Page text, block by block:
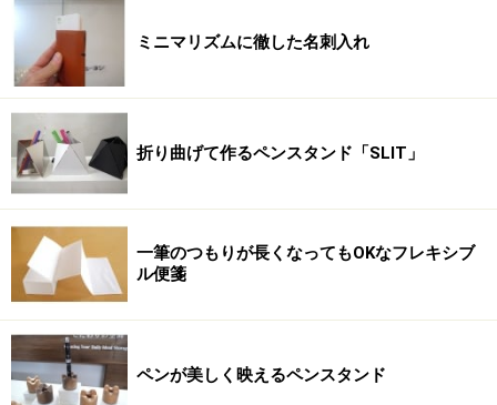
ミニマリズムに徹した名刺入れ
折り曲げて作るペンスタンド「SLIT」
一筆のつもりが長くなってもOKなフレキシブ
ル便箋
ペンが美しく映えるペンスタンド